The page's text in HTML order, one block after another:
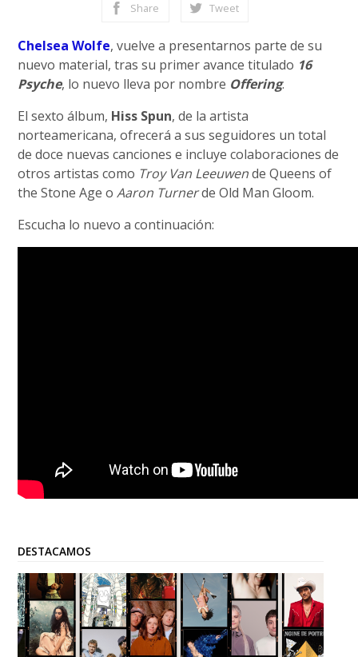
Share Tweet
Chelsea Wolfe, vuelve a presentarnos parte de su
nuevo material, tras su primer avance titulado 16
Psyche, lo nuevo lleva por nombre Offering.
El sexto álbum, Hiss Spun, de la artista
norteamericana, ofrecerá a sus seguidores un total
de doce nuevas canciones e incluye colaboraciones de
otros artistas como Troy Van Leeuwende Queens of
the Stone Age oAaron Turnerde Old Man Gloom.
Escucha lo nuevo a continuación:
DESTACAMOS